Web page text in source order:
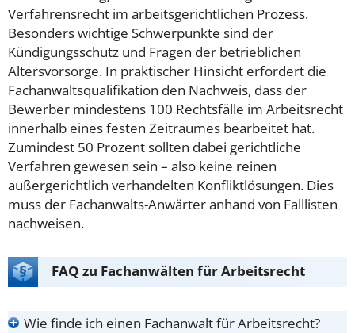
Verfahrensrecht im arbeitsgerichtlichen Prozess.
Besonders wichtige Schwerpunkte sind der
Kündigungsschutz und Fragen der betrieblichen
Altersvorsorge. In praktischer Hinsicht erfordert die
Fachanwaltsqualifikation den Nachweis, dass der
Bewerber mindestens 100 Rechtsfälle im Arbeitsrecht
innerhalb eines festen Zeitraumes bearbeitet hat.
Zumindest 50 Prozent sollten dabei gerichtliche
Verfahren gewesen sein – also keine reinen
außergerichtlich verhandelten Konfliktlösungen. Dies
muss der Fachanwalts-Anwärter anhand von Falllisten
nachweisen.
FAQ zu Fachanwälten für Arbeitsrecht
Wie finde ich einen Fachanwalt für Arbeitsrecht?